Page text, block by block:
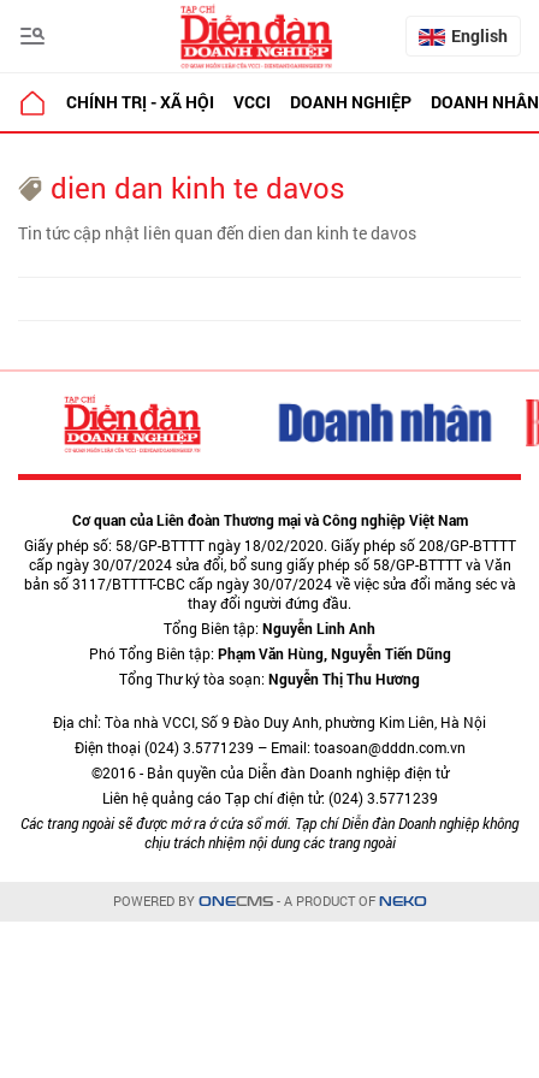
English
CHÍNH TRỊ - XÃ HỘI VCCI DOANH NGHIỆP DOANH NHÂN
dien dan kinh te davos
Tin tức cập nhật liên quan đến dien dan kinh te davos
Cơ quan của Liên đoàn Thương mại và Công nghiệp Việt Nam
Giấy phép số: 58/GP-BTTTT ngày 18/02/2020. Giấy phép số 208/GP-BTTTT
cấp ngày 30/07/2024 sửa đổi, bổ sung giấy phép số 58/GP-BTTTT và Văn
bản số 3117/BTTTT-CBC cấp ngày 30/07/2024 về việc sửa đổi măng séc và
thay đổi người đứng đầu.
Tổng Biên tập:Nguyễn Linh Anh
Phó Tổng Biên tập:Phạm Văn Hùng, Nguyễn Tiến Dũng
Tổng Thư ký tòa soạn:Nguyễn Thị Thu Hương
Địa chỉ: Tòa nhà VCCI, Số 9 Đào Duy Anh, phường Kim Liên, Hà Nội
Điện thoại (024) 3.5771239 – Email: toasoan@dddn.com.vn
©2016 - Bản quyền của Diễn đàn Doanh nghiệp điện tử
Liên hệ quảng cáo Tạp chí điện tử: (024) 3.5771239
Các trang ngoài sẽ được mở ra ở cửa sổ mới. Tạp chí Diễn đàn Doanh nghiệp không
chịu trách nhiệm nội dung các trang ngoài
POWERED BY ONECMS- A PRODUCT OF NEKO